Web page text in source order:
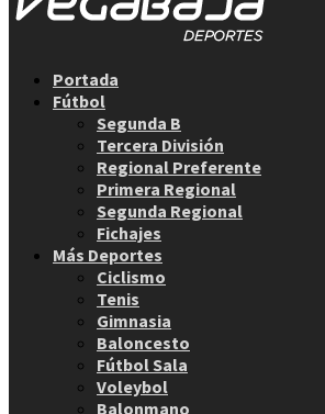
Portada
Fútbol
Segunda B
Tercera División
Regional Preferente
Primera Regional
Segunda Regional
Fichajes
Más Deportes
Ciclismo
Tenis
Gimnasia
Baloncesto
Fútbol Sala
Voleybol
Balonmano